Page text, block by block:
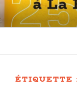
Aller
au
contenu
ÉTIQUETTE